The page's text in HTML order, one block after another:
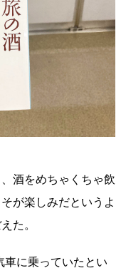
酒をめちゃくちゃ飲
が楽しみだというよ
た。
車に乗っていたとい